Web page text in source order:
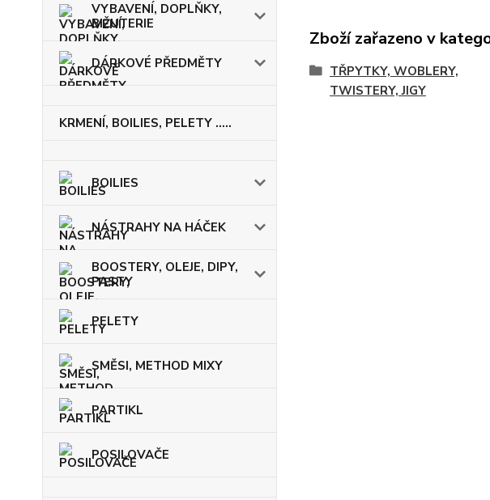
VYBAVENÍ, DOPLŇKY,
BIŽUTERIE
DÁRKOVÉ PŘEDMĚTY
KRMENÍ, BOILIES, PELETY .....
BOILIES
NÁSTRAHY NA HÁČEK
BOOSTERY, OLEJE, DIPY,
PASTY
PELETY
SMĚSI, METHOD MIXY
PARTIKL
POSILOVAČE
Zboží zařazeno v
TŘPYTKY, WOBLERY,
TWISTERY, JIGY